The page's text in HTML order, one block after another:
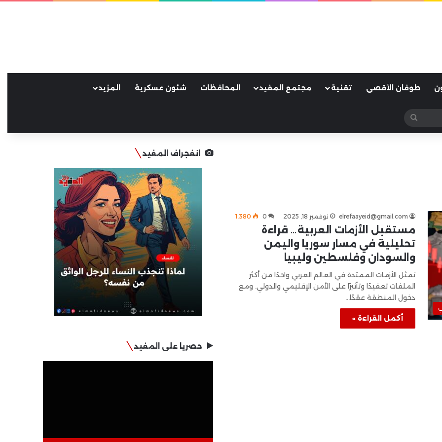
طوفان الأقصى تقنية مجتمع المفيد المحافظات شئون عسكرية المزيد
بحث
عن
elrefaayeid@gmail.com نوفمبر 18, 2025 0 1٬380
مستقبل الأزمات العربية… قراءة
تحليلية في مسار سوريا واليمن
والسودان وفلسطين وليبيا
تمثل الأزمات الممتدة في العالم العربي واحدًا من أكثر
الملفات تعقيدًا وتأثيرًا على الأمن الإقليمي والدولي. ومع
دخول المنطقة عقدًا…
أكمل القراءة »
انفجراف المفيد
حصريا على المفيد